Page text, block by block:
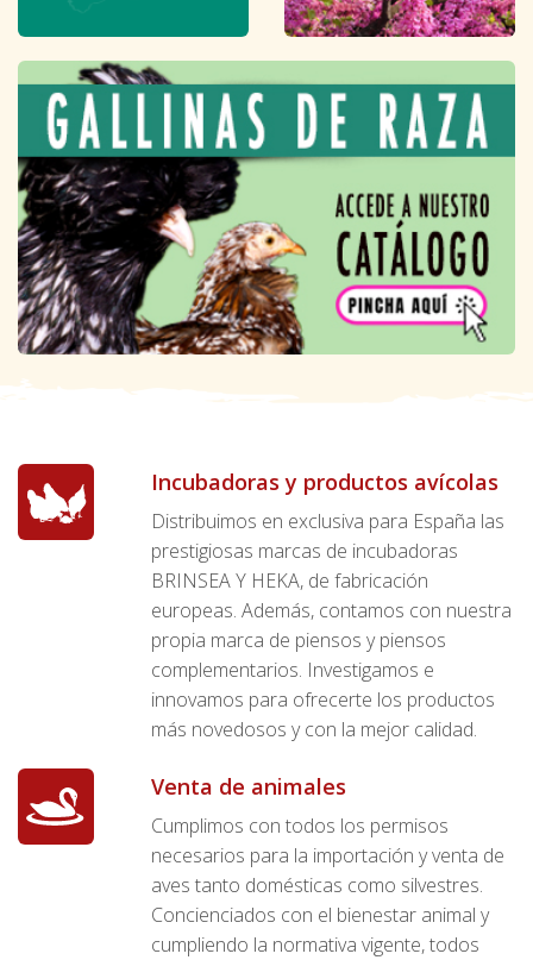
Incubadoras y productos avícolas
Distribuimos en exclusiva para España las
prestigiosas marcas de incubadoras
BRINSEA Y HEKA, de fabricación
europeas. Además, contamos con nuestra
propia marca de piensos y piensos
complementarios. Investigamos e
innovamos para ofrecerte los productos
más novedosos y con la mejor calidad.
Venta de animales
Cumplimos con todos los permisos
necesarios para la importación y venta de
aves tanto domésticas como silvestres.
Concienciados con el bienestar animal y
cumpliendo la normativa vigente, todos